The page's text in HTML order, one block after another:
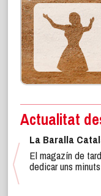
Actualitat
La Baralla
El magazín de
dedicar uns